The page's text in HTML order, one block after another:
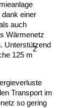
einer
auch
Wärmenetz
Unter­stützend
125m
2
Transport im
so gering